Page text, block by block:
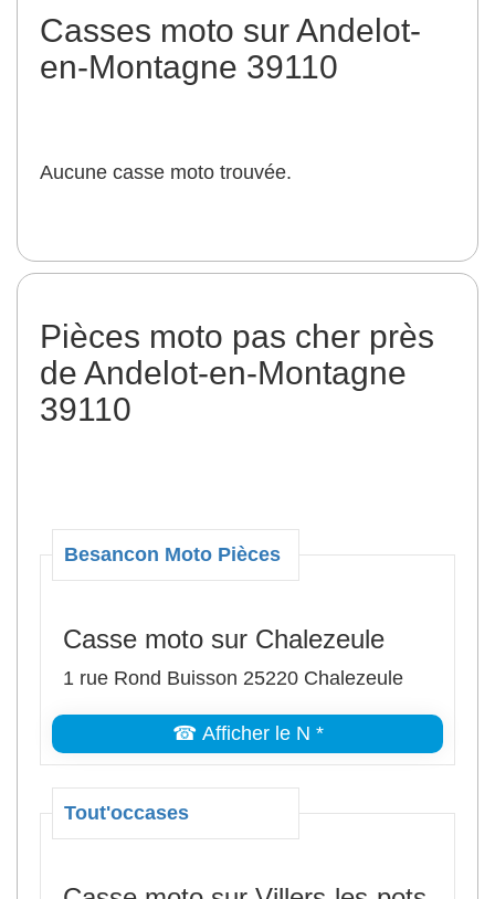
Casses moto sur Andelot-
en-Montagne 39110
Aucune casse moto trouvée.
Pièces moto pas cher près
de Andelot-en-Montagne
39110
Besancon Moto Pièces
Casse moto sur Chalezeule
1 rue Rond Buisson 25220 Chalezeule
☎ Afficher le N *
Tout'occases